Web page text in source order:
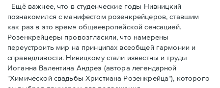
Ещё важнее, что в студенческие годы Нивницкий
познакомился с манифестом розенкрейцеров, ставшим
как раз в это время общеевропейской сенсацией.
Розенкрейцеры провозглаcили, что намерены
переустроить мир на принципах всеобщей гармонии и
справедливости. Нивицкому стали известны и труды
Иоганна Валентина Андреэ (автора легендарной
"Химической свадьбы Христиана Розенкрейца"), которого